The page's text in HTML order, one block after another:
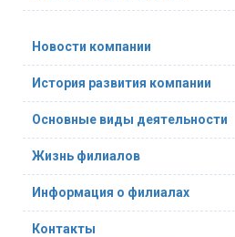
Новости компании
История развития компании
Основные виды деятельности
Жизнь филиалов
Информация о филиалах
Контакты